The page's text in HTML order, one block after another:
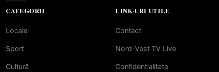
CATEGORII
Locale
Sport
Cultură
LINK-URI UTILE
Contact
Nord-Vest TV Live
Confidentialitate